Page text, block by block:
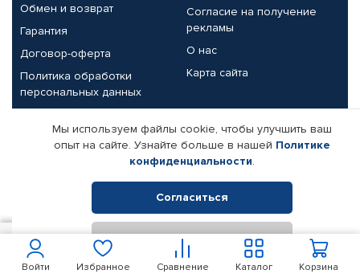
Войти Избранное Сравнение Корзина
Каталог
Обмен и возврат
Гарантия
Договор-оферта
Политика обработки
персональных данных
Согласие на получение
рекламы
О нас
Карта сайта
Партнерам
Корпоративным клиентам
Поставщикам
Реквизиты компании
© КАМАЗ ЦЕНТР ДОНЕЦК, 2015-2026. Все права защищены.
Интернет-магазин автомобильных товаров Автопрофи.
Мы используем файлы cookie, чтобы улучшить ваш
опыт на сайте. Узнайте больше в нашей Политике
конфиденциальности.
Согласиться
Отклонить
150 В корзину